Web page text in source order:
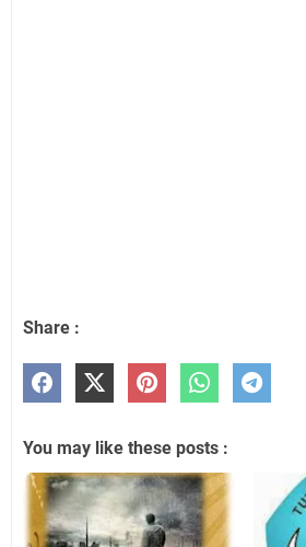
Share :
You may like these posts :